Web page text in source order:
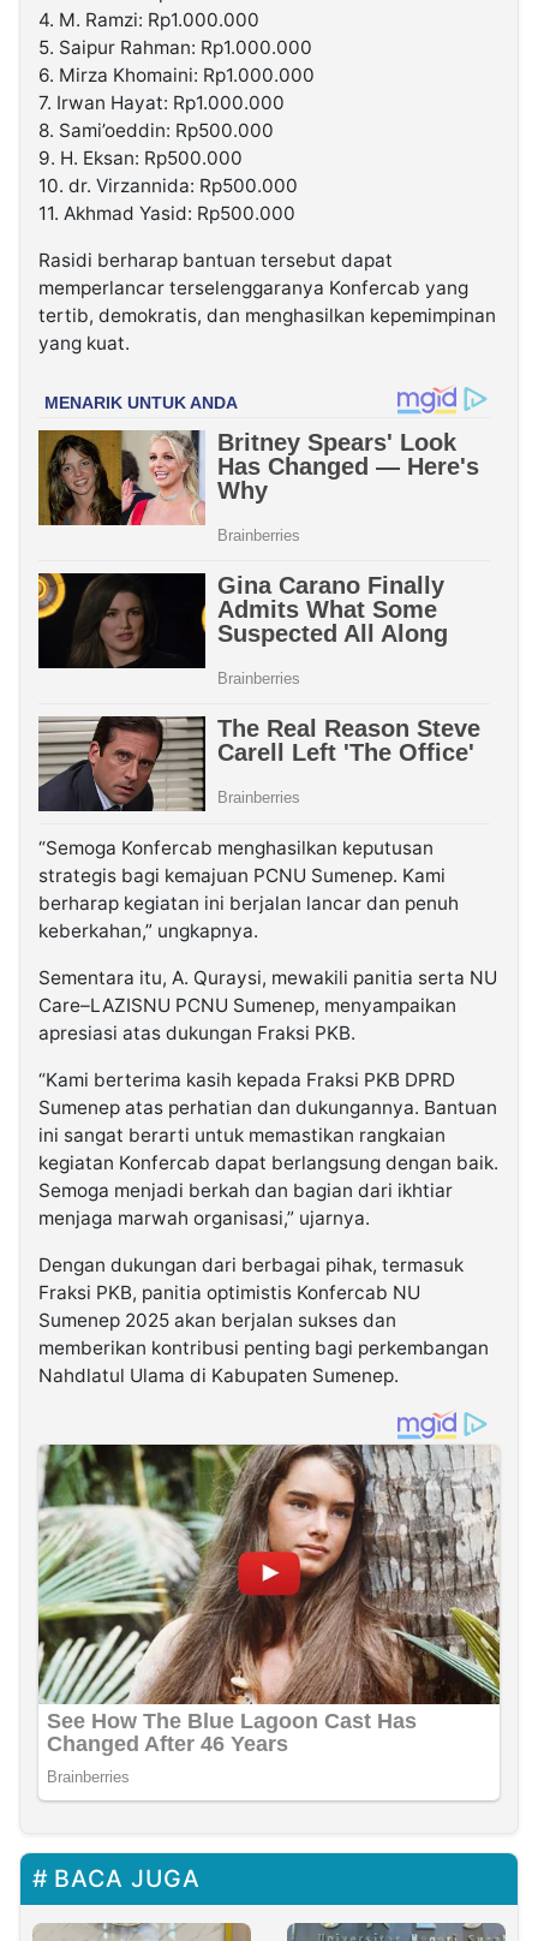
4. M. Ramzi: Rp1.000.000
5. Saipur Rahman: Rp1.000.000
6. Mirza Khomaini: Rp1.000.000
7. Irwan Hayat: Rp1.000.000
8. Sami’oeddin: Rp500.000
9. H. Eksan: Rp500.000
10. dr. Virzannida: Rp500.000
11. Akhmad Yasid: Rp500.000
Rasidi berharap bantuan tersebut dapat
memperlancar terselenggaranya Konfercab yang
tertib, demokratis, dan menghasilkan kepemimpinan
yang kuat.
“Semoga Konfercab menghasilkan keputusan
strategis bagi kemajuan PCNU Sumenep. Kami
berharap kegiatan ini berjalan lancar dan penuh
keberkahan,” ungkapnya.
Sementara itu, A. Quraysi, mewakili panitia serta NU
Care–LAZISNU PCNU Sumenep, menyampaikan
apresiasi atas dukungan Fraksi PKB.
“Kami berterima kasih kepada Fraksi PKB DPRD
Sumenep atas perhatian dan dukungannya. Bantuan
ini sangat berarti untuk memastikan rangkaian
kegiatan Konfercab dapat berlangsung dengan baik.
Semoga menjadi berkah dan bagian dari ikhtiar
menjaga marwah organisasi,” ujarnya.
Dengan dukungan dari berbagai pihak, termasuk
Fraksi PKB, panitia optimistis Konfercab NU
Sumenep 2025 akan berjalan sukses dan
memberikan kontribusi penting bagi perkembangan
Nahdlatul Ulama di Kabupaten Sumenep.
BACA JUGA